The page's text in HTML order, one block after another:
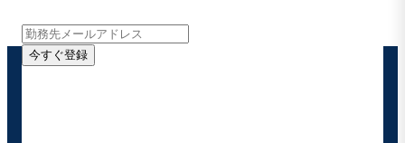
今すぐ登録